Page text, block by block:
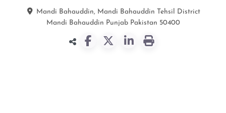
Mandi Bahauddin, Mandi Bahauddin Tehsil District
Mandi Bahauddin Punjab Pakistan 50400